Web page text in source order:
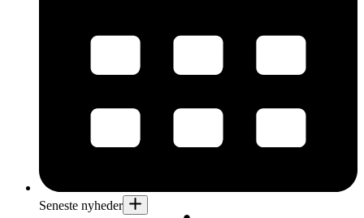
Seneste nyheder